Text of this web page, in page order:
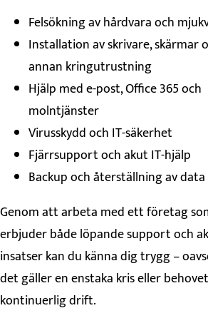
Felsökning av hårdvara och
Installation av skrivare, skärmar
annan kringutrustning
Hjälp med e-post, Office 365 och
molntjänster
Virusskydd och IT-säkerhet
Fjärrsupport och akut IT-hjälp
Backup och återställning av data
Genom att arbeta med ett företag
erbjuder både löpande support och
insatser kan du känna dig trygg –
det gäller en enstaka kris eller
kontinuerlig drift.